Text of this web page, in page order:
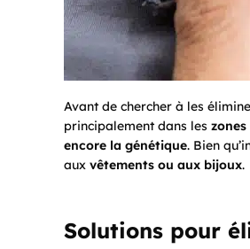
Avant de chercher à les
principalement dans les
encore la génétique. Bien
aux vêtements ou aux bijoux.
Solutions pour